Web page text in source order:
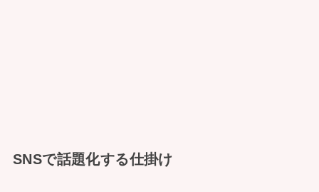
SNSで話題化する仕掛け